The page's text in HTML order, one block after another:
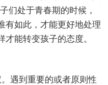
们处于青春期的时候，
有如此，才能更好地处理
能转变孩子的态度。
遇到重要的或者原则性